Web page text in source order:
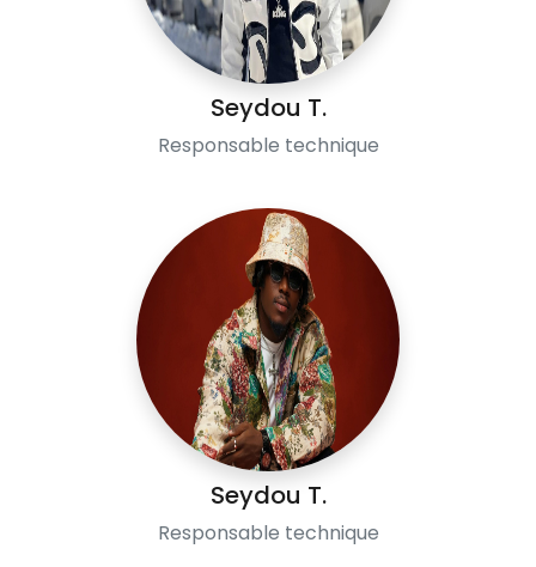
Seydou T.
Responsable technique
Seydou T.
Responsable technique